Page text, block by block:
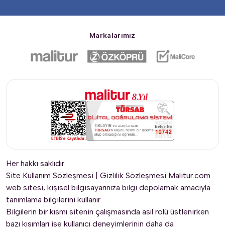
Markalarımız
Her hakkı saklıdır.
Site Kullanım Sözleşmesi | Gizlilik Sözleşmesi Malitur.com
web sitesi, kişisel bilgisayarınıza bilgi depolamak amacıyla
tanımlama bilgilerini kullanır.
Bilgilerin bir kısmı sitenin çalışmasında asıl rolü üstlenirken
bazı kısımları ise kullanıcı deneyimlerinin daha da